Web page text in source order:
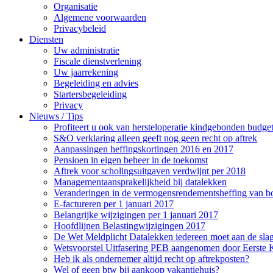
Organisatie
Algemene voorwaarden
Privacybeleid
Diensten
Uw administratie
Fiscale dienstverlening
Uw jaarrekening
Begeleiding en advies
Startersbegeleiding
Privacy
Nieuws / Tips
Profiteert u ook van hersteloperatie kindgebonden budget
S&O verklaring alleen geeft nog geen recht op aftrek
Aanpassingen heffingskortingen 2016 en 2017
Pensioen in eigen beheer in de toekomst
Aftrek voor scholingsuitgaven verdwijnt per 2018
Managementaansprakelijkheid bij datalekken
Veranderingen in de vermogensrendementsheffing van
E-factureren per 1 januari 2017
Belangrijke wijzigingen per 1 januari 2017
Hoofdlijnen Belastingwijzigingen 2017
De Wet Meldplicht Datalekken iedereen moet aan de
Wetsvoorstel Uitfasering PEB aangenomen door Eerste
Heb ik als ondernemer altijd recht op aftrekposten?
Wel of geen btw bij aankoop vakantiehuis?